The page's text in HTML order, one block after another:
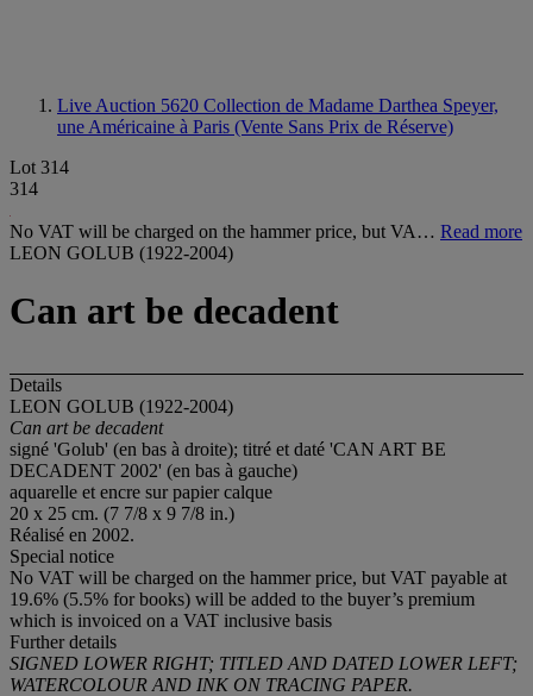
Live Auction 5620 Collection de Madame Darthea Speyer,
une Américaine à Paris (Vente Sans Prix de Réserve)
Lot 314
314
No VAT will be charged on the hammer price, but VA… Read more
LEON GOLUB (1922-2004)
Can art be decadent
Details
LEON GOLUB (1922-2004)
Can art be decadent
signé 'Golub' (en bas à droite); titré et daté 'CAN ART BE
DECADENT 2002' (en bas à gauche)
aquarelle et encre sur papier calque
20 x 25 cm. (7 7/8 x 9 7/8 in.)
Réalisé en 2002.
Special notice
No VAT will be charged on the hammer price, but VAT payable at
19.6% (5.5% for books) will be added to the buyer’s premium
which is invoiced on a VAT inclusive basis
Further details
SIGNED LOWER RIGHT; TITLED AND DATED LOWER LEFT;
WATERCOLOUR AND INK ON TRACING PAPER.